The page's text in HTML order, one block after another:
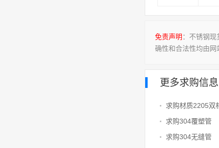
免责声明 ：不锈钢
确性和合法性均由
更多求购信息
求购材质2205双
求购304覆塑管
求购304无缝管